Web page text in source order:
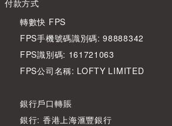
付款方式
轉數快 FPS
FPS手機號碼識別碼: 98888342
FPS識別碼: 161721063
FPS公司名稱: LOFTY LIMITED
銀行戶口轉賬
銀行: 香港上海滙豐銀行